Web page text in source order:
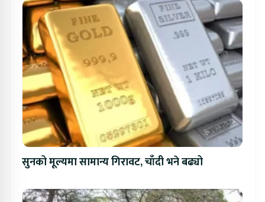
सुनको मूल्यमा सामान्य गिरावट, चाँदी भने बढ्यो